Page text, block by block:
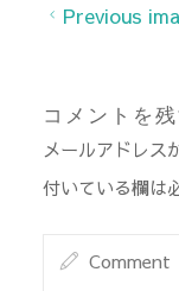
Previous
コメントを
メールアドレス
付いている欄は